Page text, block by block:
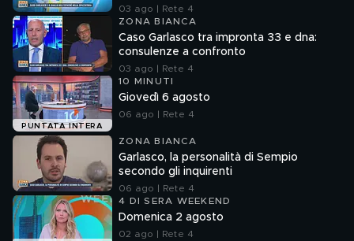
03 ago | Rete 4
ZONA BIANCA
Caso Garlasco tra impronta 33 e dna:
consulenze a confronto
03 ago | Rete 4
PUNTATA INTERA
10 MINUTI
Giovedì 6 agosto
06 ago | Rete 4
ZONA BIANCA
Garlasco, la personalità di Sempio
secondo gli inquirenti
06 ago | Rete 4
4 DI SERA WEEKEND
Domenica 2 agosto
02 ago | Rete 4